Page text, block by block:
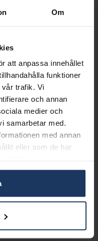
Om
att anpassa innehållet
funktioner
trafik. Vi
och annan
medier och
samarbetar med.
med annan
eller som de har
andra varianter